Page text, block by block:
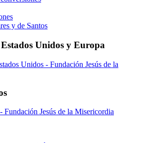
y de Santos
Unidos y Europa